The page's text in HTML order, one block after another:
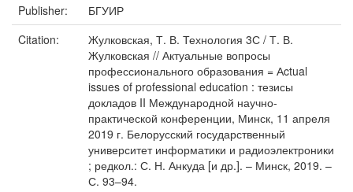
Publisher:
БГУИР
Citation:
Жулковская, Т. В. Технология 3С / Т. В.
Жулковская // Актуальные вопросы
профессионального образования = Аctual
issues of professional education : тезисы
докладов II Международной научно-
практической конференции, Минск, 11 апреля
2019 г. Белорусский государственный
университет информатики и радиоэлектроники
; редкол.: С. Н. Анкуда [и др.]. – Минск, 2019. –
С. 93–94.